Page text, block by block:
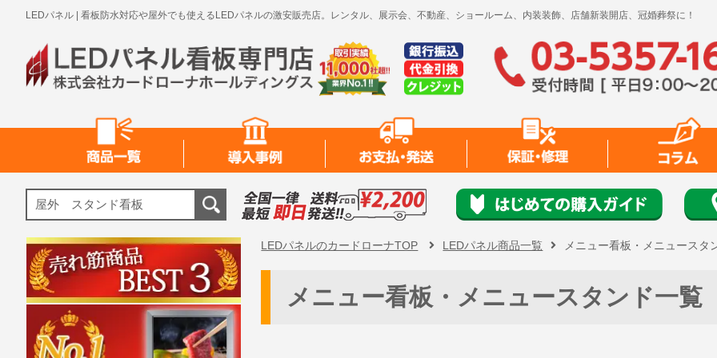
LEDパネル | 看板防水対応や屋外でも使えるLEDパネルの激安販売店。レンタル、展示会、不動産、ショールーム、内装装飾、店舗新装開店、冠婚葬祭に！
LEDパネルのカードローナTOP LEDパネル商品一覧 メニュー看板・メニュースタ
メニュー看板・メニュースタンド一覧